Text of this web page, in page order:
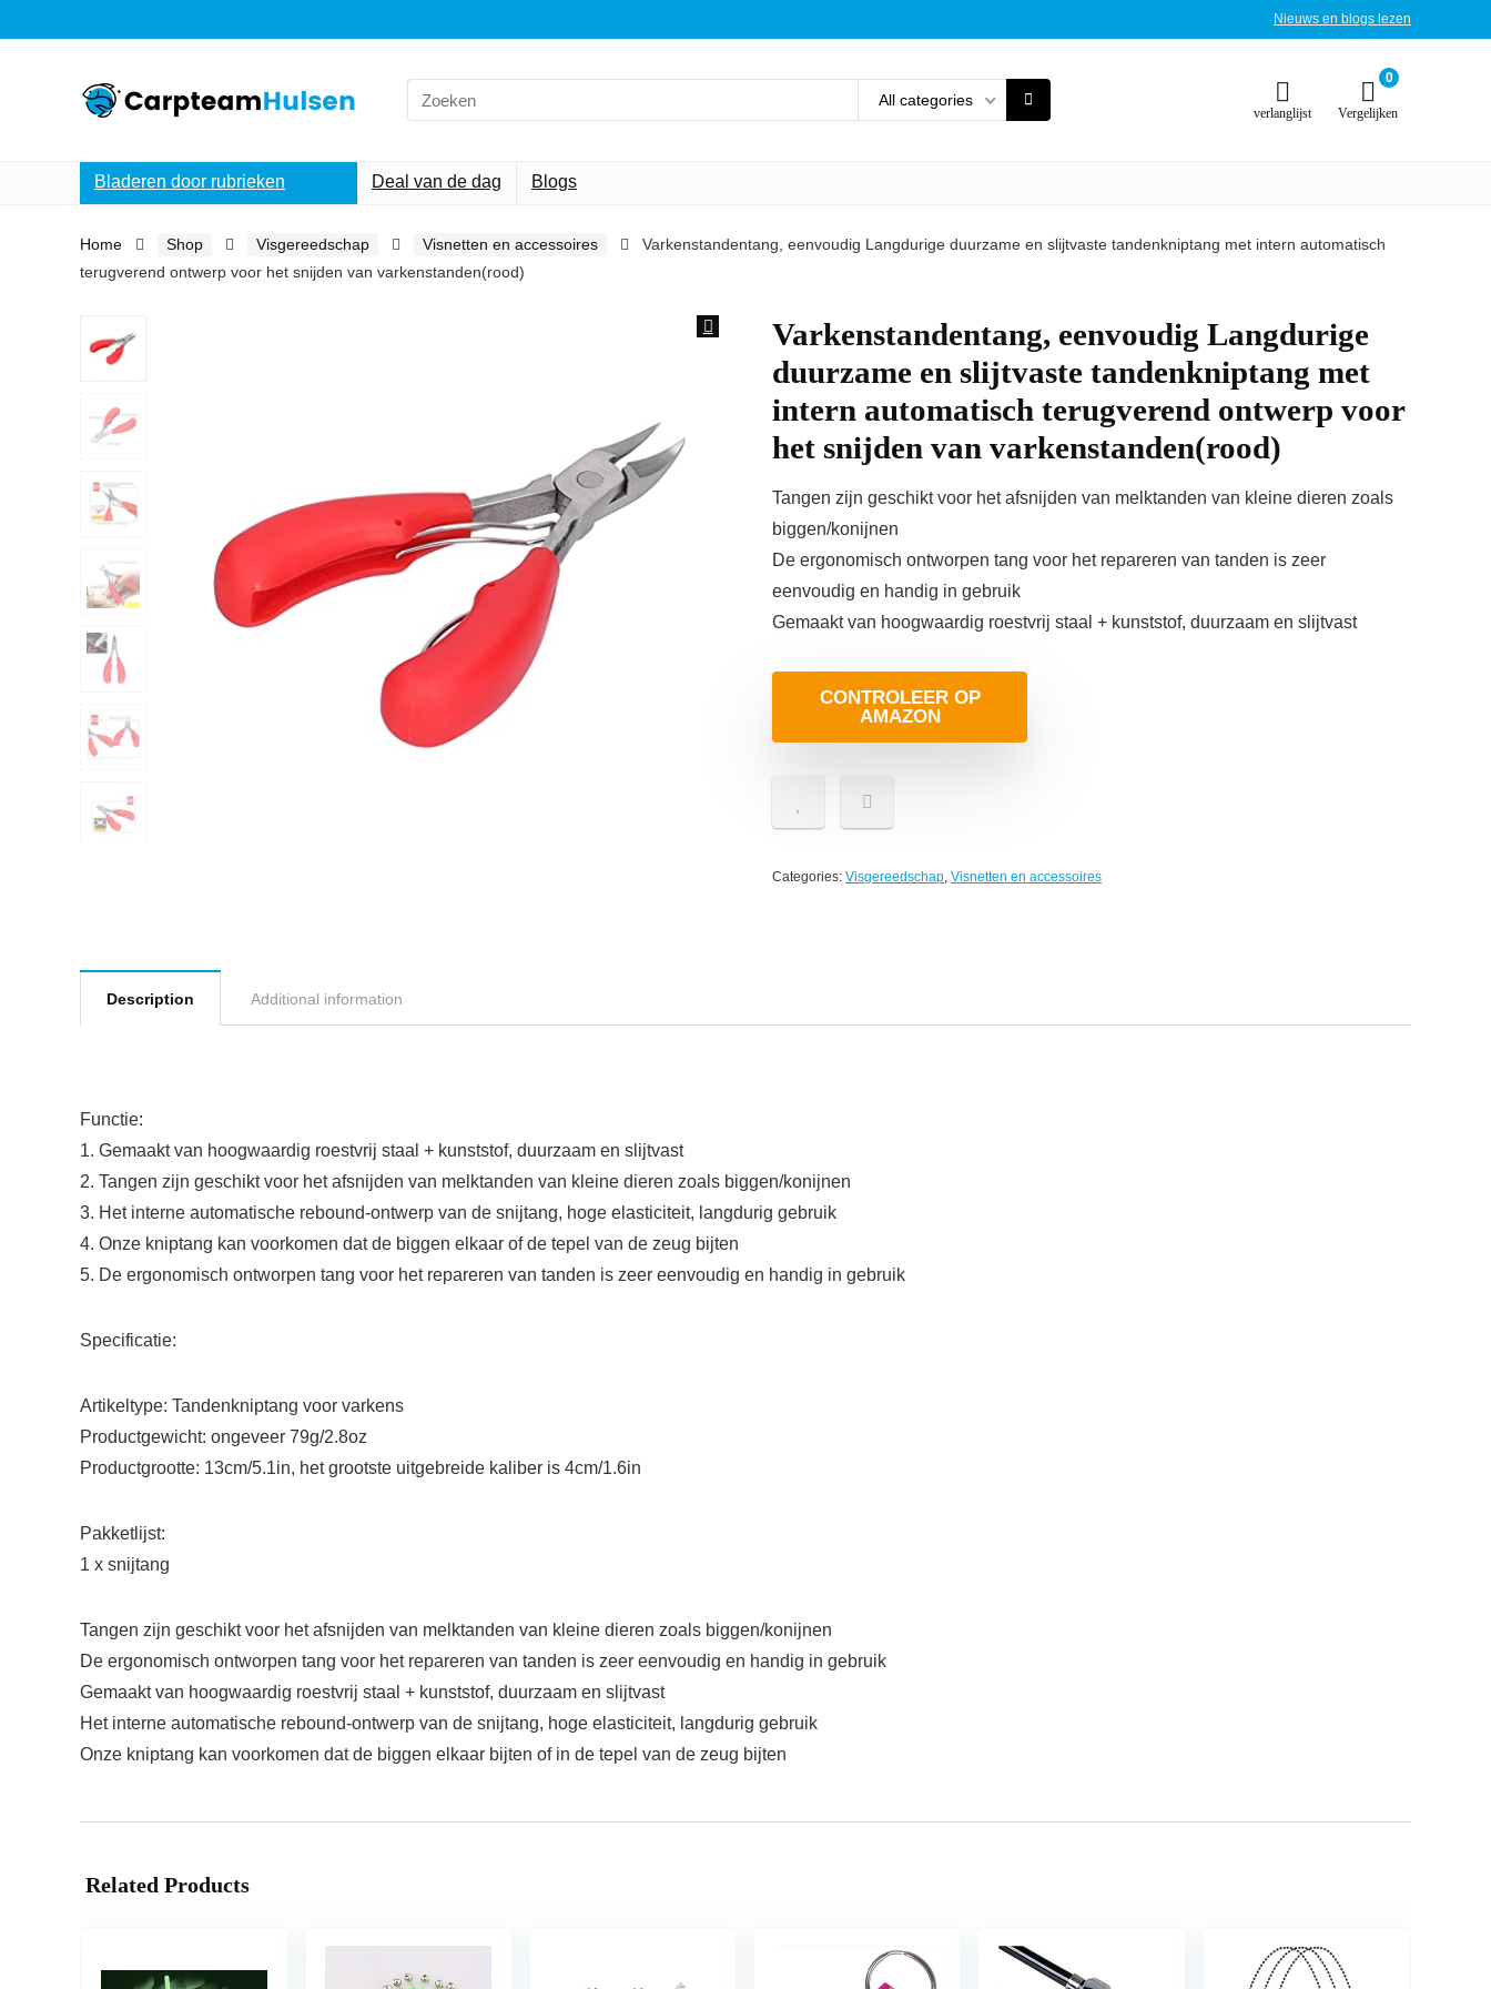
Nieuws en blogs lezen
Search
for:
All categories
verlanglijst
0
Vergelijken
Bladeren door rubrieken Deal van de dag Blogs
Home Shop Visgereedschap Visnetten en accessoires
Varkenstandentang, eenvoudig Langdurige duurzame en slijtvaste tandenkniptang met intern automatisch
terugverend ontwerp voor het snijden van varkenstanden(rood)
Varkenstandentang, eenvoudig Langdurige
duurzame en slijtvaste tandenkniptang met
intern automatisch terugverend ontwerp voor
het snijden van varkenstanden(rood)
Tangen zijn geschikt voor het afsnijden van melktanden van kleine dieren zoals
biggen/konijnen
De ergonomisch ontworpen tang voor het repareren van tanden is zeer
eenvoudig en handig in gebruik
Gemaakt van hoogwaardig roestvrij staal + kunststof, duurzaam en slijtvast
CONTROLEER OP
AMAZON
Categories: Visgereedschap, Visnetten en accessoires
Description Additional information
Functie:
1. Gemaakt van hoogwaardig roestvrij staal + kunststof, duurzaam en slijtvast
2. Tangen zijn geschikt voor het afsnijden van melktanden van kleine dieren zoals biggen/konijnen
3. Het interne automatische rebound-ontwerp van de snijtang, hoge elasticiteit, langdurig gebruik
4. Onze kniptang kan voorkomen dat de biggen elkaar of de tepel van de zeug bijten
5. De ergonomisch ontworpen tang voor het repareren van tanden is zeer eenvoudig en handig in gebruik
Specificatie:
Artikeltype: Tandenkniptang voor varkens
Productgewicht: ongeveer 79g/2.8oz
Productgrootte: 13cm/5.1in, het grootste uitgebreide kaliber is 4cm/1.6in
Pakketlijst:
1 x snijtang
Tangen zijn geschikt voor het afsnijden van melktanden van kleine dieren zoals biggen/konijnen
De ergonomisch ontworpen tang voor het repareren van tanden is zeer eenvoudig en handig in gebruik
Gemaakt van hoogwaardig roestvrij staal + kunststof, duurzaam en slijtvast
Het interne automatische rebound-ontwerp van de snijtang, hoge elasticiteit, langdurig gebruik
Onze kniptang kan voorkomen dat de biggen elkaar bijten of in de tepel van de zeug bijten
Related Products